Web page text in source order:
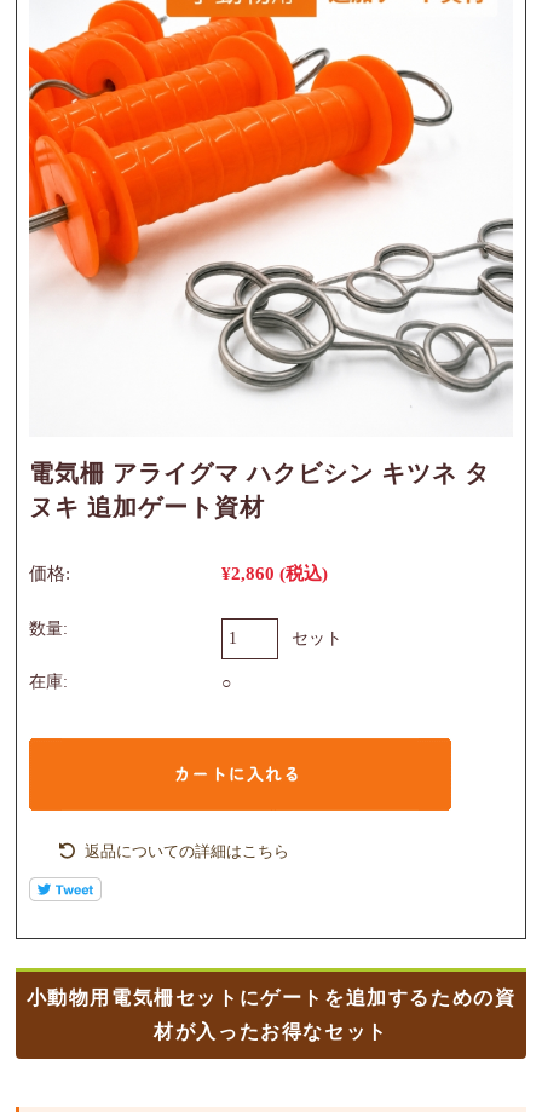
電気柵 アライグマ ハクビシン キツネ タ
ヌキ 追加ゲート資材
価格: ¥2,860 (税込)
数量:
セット
在庫: ○
返品についての詳細はこちら
小動物用電気柵セットにゲートを追加するための資
材が入ったお得なセット